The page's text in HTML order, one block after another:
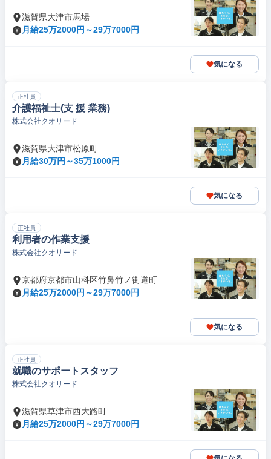
滋賀県大津市馬場
月給25万2000円～29万7000円
気になる
正社員
介護福祉士(支 援 業務)
株式会社クオリード
滋賀県大津市松原町
月給30万円～35万1000円
気になる
正社員
利用者の作業支援
株式会社クオリード
京都府京都市山科区竹鼻竹ノ街道町
月給25万2000円～29万7000円
気になる
正社員
就職のサポートスタッフ
株式会社クオリード
滋賀県草津市西大路町
月給25万2000円～29万7000円